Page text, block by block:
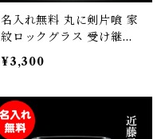
名入れ無料 丸に剣片喰 家
紋ロックグラス 受け継が
れる想いを刻む サンドブ
ラスト彫刻 日本製 砂吹き
¥3,300